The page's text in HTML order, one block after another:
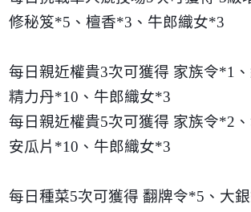
修秘笈*5 、檀香*3 、牛郎織女*3
每日親近權貴3次可獲得 家族令*1
精力丹*10 、牛郎織女*3
每日親近權貴5次可獲得 家族令*2
安瓜片 *10 、牛郎織女*3
每日種菜5次可獲得 翻牌令*5 、大